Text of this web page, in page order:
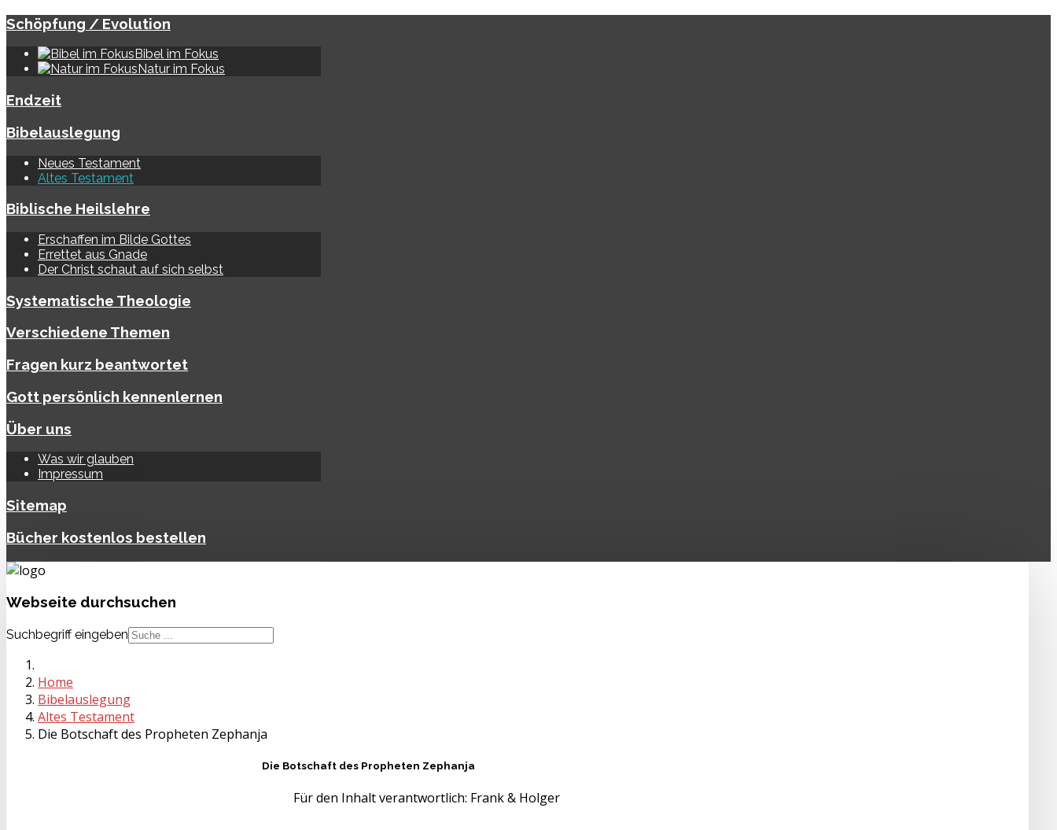
Schöpfung / Evolution
Bibel im Fokus
Natur im Fokus
Endzeit
Bibelauslegung
Neues Testament
Altes Testament
Biblische Heilslehre
Erschaffen im Bilde Gottes
Errettet aus Gnade
Der Christ schaut auf sich selbst
Systematische Theologie
Verschiedene Themen
Fragen kurz beantwortet
Gott persönlich kennenlernen
Über uns
Was wir glauben
Impressum
Sitemap
Bücher kostenlos bestellen
Webseite durchsuchen
Suchbegriff eingeben
Home
Bibelauslegung
Altes Testament
Die Botschaft des Propheten Zephanja
Die Botschaft des Propheten Zephanja
Für den Inhalt verantwortlich: Frank & Holger